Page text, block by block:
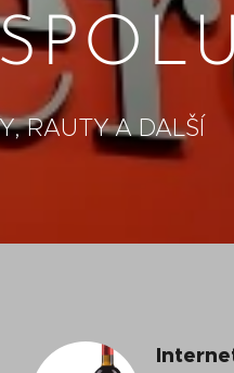
RAUTY A DALŠÍ